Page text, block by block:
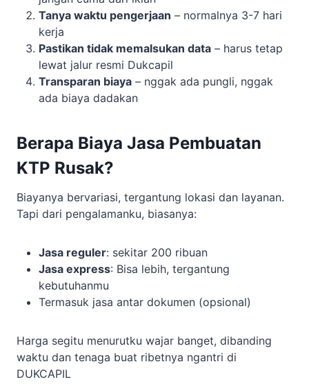
Tanya waktu pengerjaan – normalnya 3-7 hari
kerja
Pastikan tidak memalsukan data – harus tetap
lewat jalur resmi Dukcapil
Transparan biaya – nggak ada pungli, nggak
ada biaya dadakan
Berapa Biaya Jasa Pembuatan
KTP Rusak?
Biayanya bervariasi, tergantung lokasi dan layanan.
Tapi dari pengalamanku, biasanya:
Jasa reguler: sekitar 200 ribuan
Jasa express: Bisa lebih, tergantung
kebutuhanmu
Termasuk jasa antar dokumen (opsional)
Harga segitu menurutku wajar banget, dibanding
waktu dan tenaga buat ribetnya ngantri di
DUKCAPIL